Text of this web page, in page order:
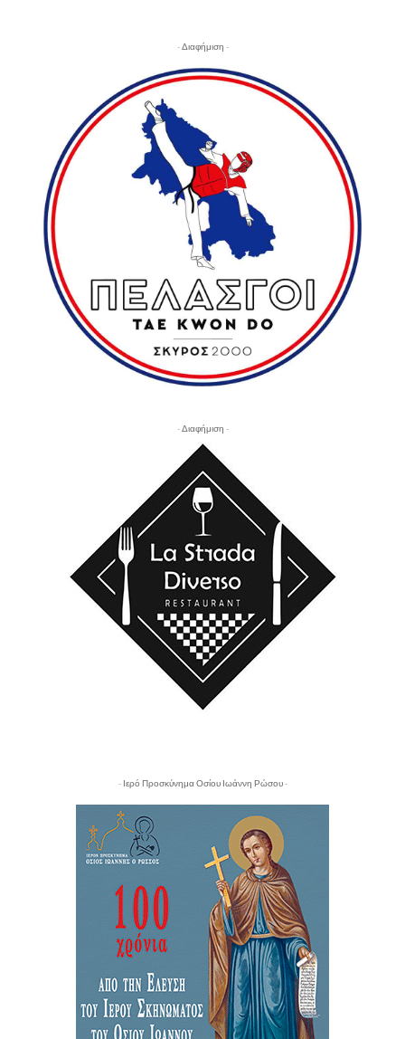
- Διαφήμιση -
- Διαφήμιση -
- Ιερό Προσκύνημα Οσίου Ιωάννη Ρώσου -